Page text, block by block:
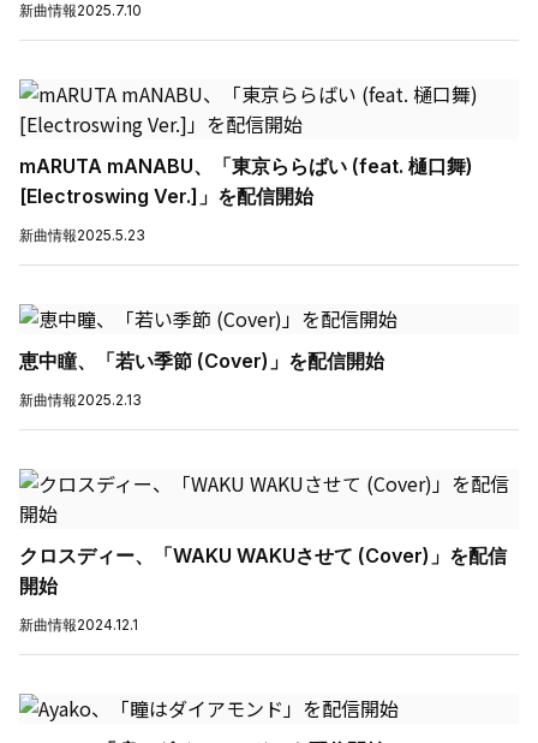
新曲情報2025.7.10
mARUTA mANABU、「東京ららばい (feat. 樋口舞)
[Electroswing Ver.]」を配信開始
新曲情報2025.5.23
恵中瞳、「若い季節 (Cover)」を配信開始
新曲情報2025.2.13
クロスディー、「WAKU WAKUさせて (Cover)」を配信
開始
新曲情報2024.12.1